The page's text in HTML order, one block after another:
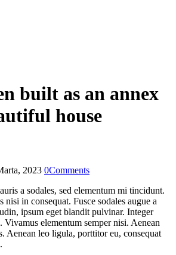
built as an annex
house
2023 0Comments
a sodales, sed elementum mi tincidunt.
nisi in consequat. Fusce sodales augue a
ipsum eget blandit pulvinar. Integer
Vivamus elementum semper nisi. Aenean
Aenean leo ligula, porttitor eu, consequat